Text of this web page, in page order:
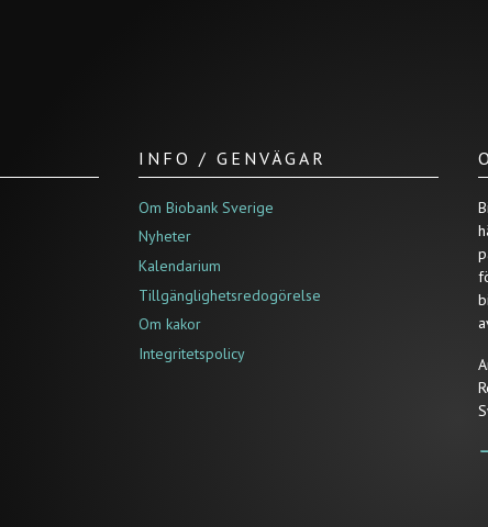
INFO / GENVÄGAR
Om Biobank Sverige
Nyheter
Kalendarium
Tillgänglighetsredogörelse
Om kakor
Integritetspolicy